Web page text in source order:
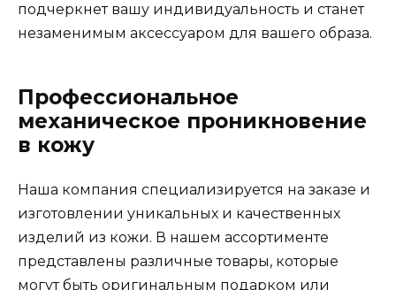
подчеркнет вашу индивидуальность и станет
незаменимым аксессуаром для вашего образа.
Профессиональное
механическое проникновение
в кожу
Наша компания специализируется на заказе и
изготовлении уникальных и качественных
изделий из кожи. В нашем ассортименте
представлены различные товары, которые
могут быть оригинальным подарком или